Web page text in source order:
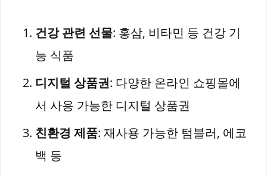
건강 관련 선물: 홍삼, 비타민 등 건강 기
능 식품
디지털 상품권: 다양한 온라인 쇼핑몰에
서 사용 가능한 디지털 상품권
친환경 제품: 재사용 가능한 텀블러, 에코
백 등